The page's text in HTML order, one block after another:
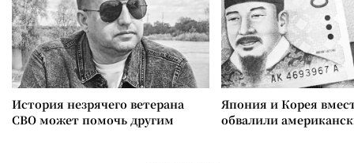
История незрячего ветерана
СВО может помочь другим
Япония и Корея
обвалили